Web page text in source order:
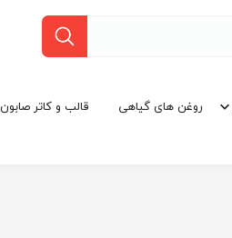
روغن های گیاهی قالب و کاتر صابون